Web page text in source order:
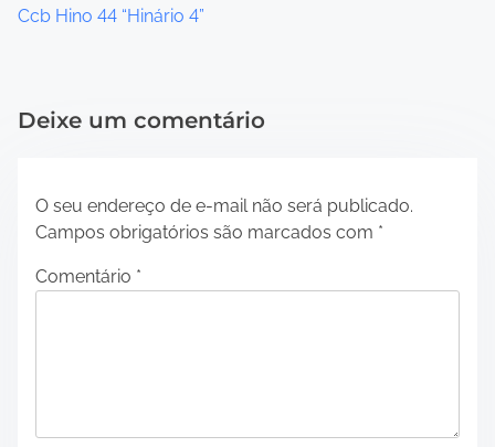
Ccb Hino 44 “Hinário 4”
Deixe um comentário
O seu endereço de e-mail não será publicado.
Campos obrigatórios são marcados com *
Comentário *